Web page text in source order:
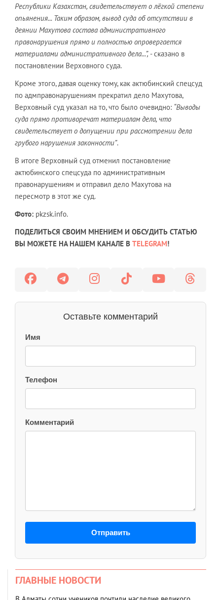
Республики Казахстан, свидетельствует о лёгкой степени
опьянения... Таким образом, вывод суда об отсутствии в
деянии Махутова состава административного
правонарушения прямо и полностью опровергается
материалами административного дела...”, - сказано в
постановлении Верховного суда.
Кроме этого, давая оценку тому, как актюбинский спецсуд
по адмправонарушениям прекратил дело Махутова,
Верховный суд указал на то, что было очевидно: “Выводы
суда прямо противоречат материалам дела, что
свидетельствует о допущении при рассмотрении дела
грубого нарушения законности”.
В итоге Верховный суд отменил постановление
актюбинского спецсуда по административным
правонарушениям и отправил дело Махутова на
пересмотр в этот же суд.
Фото: pkzsk.info.
ПОДЕЛИТЬСЯ СВОИМ МНЕНИЕМ И ОБСУДИТЬ СТАТЬЮ
ВЫ МОЖЕТЕ НА НАШЕМ КАНАЛЕ В TELEGRAM!
Оставьте комментарий
Имя
Телефон
Комментарий
Отправить
ГЛАВНЫЕ НОВОСТИ